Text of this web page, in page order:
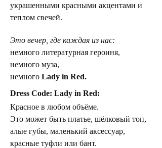
украшенными красными акцентами и
теплом свечей.
Это вечер, где каждая из нас:
немного литературная героиня,
немного муза,
немного Lady in Red.
Dress Code: Lady in Red:
Красное в любом объёме.
Это может быть платье, шёлковый топ,
алые губы, маленький аксессуар,
красные туфли или бант.